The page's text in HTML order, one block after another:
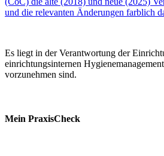
und die relevanten Änderungen farblich
Es liegt in der Verantwortung der
einrichtungsinternen
vorzunehmen sind.
Mein PraxisCheck